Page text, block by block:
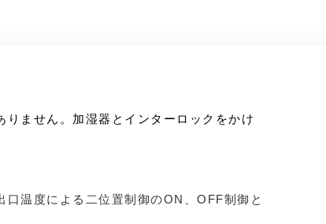
ません。加湿器とインターロックをかけ
温度による二位置制御のON、OFF制御と